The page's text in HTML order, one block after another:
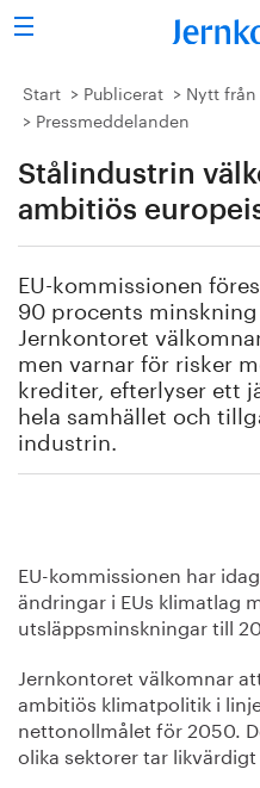
Sök
Stålindustrin
Forskning/utbildning
Energi/miljö
Vi tycker
Publicerat
Bildbank
Start Publicerat
Nytt
Pressmeddelanden
Stålindustrin
ambitiös
EU-kommissionen
90 procents
Jernkontoret
men varnar för risker
krediter, efterlyser ett
hela samhället och
industrin.
EU-kommissionen har
ändringar i EUs klimatlag
utsläppsminskningar till
Jernkontoret välkomnar
ambitiös klimatpolitik i
nettonollmålet för 2050.
olika sektorer tar